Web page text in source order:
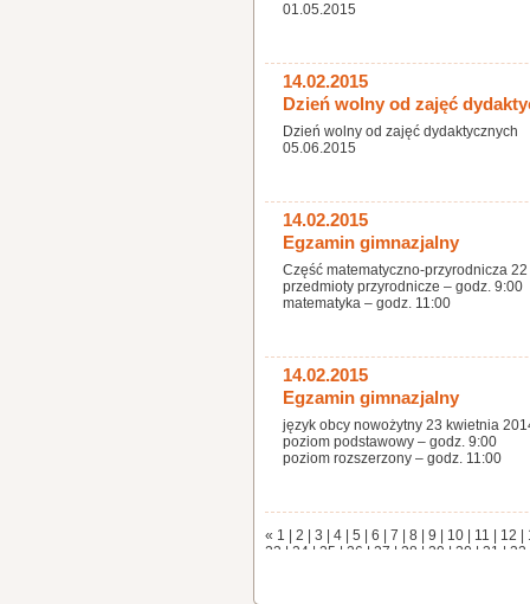
01.05.2015
14.02.2015
Dzień wolny od zajęć
Dzień wolny od zajęć dydaktycznych
05.06.2015
14.02.2015
Egzamin gimnazjalny
Część matematyczno-przyrodnicza
przedmioty przyrodnicze – godz. 9:00
matematyka – godz. 11:00
14.02.2015
Egzamin gimnazjalny
język obcy nowożytny 23 kwietnia
poziom podstawowy – godz. 9:00
poziom rozszerzony – godz. 11:00
« 1 2 3 4 5 6 7 8 9 10 11 12
23 | 24 | 25 | 26 | 27 | 28 | 29 | 30 | 31 | 32